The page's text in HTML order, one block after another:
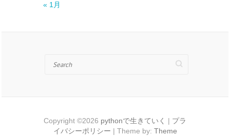
« 1月
Copyright ©2026 pythonで生きていく | プラ
イバシーポリシー | Theme by: Theme